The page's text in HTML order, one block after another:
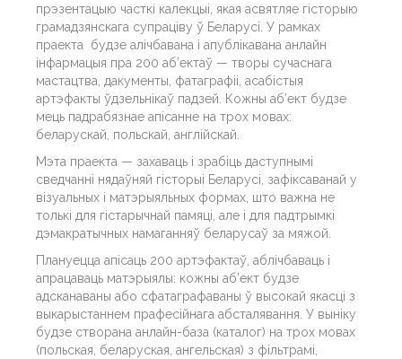
прэзентацыю часткі калекцыі, якая асвятляе гісторыю
грамадзянскага супраціву ў Беларусі. У рамках
праекта будзе алічбавана і апублікавана анлайн
інфармацыя пра 200 аб’ектаў — творы сучаснага
мастацтва, дакументы, фатаграфіі, асабістыя
артэфакты ўдзельнікаў падзей. Кожны аб’ект будзе
мець падрабязнае апісанне на трох мовах:
беларускай, польскай, англійскай.
Мэта праекта — захаваць і зрабіць даступнымі
сведчанні нядаўняй гісторыі Беларусі, зафіксаванай у
візуальных і матэрыяльных формах, што важна не
толькі для гістарычнай памяці, але і для падтрымкі
дэмакратычных намаганняў беларусаў за мяжой.
Плануецца апісаць 200 артэфактаў, аблічбаваць і
апрацаваць матэрыялы: кожны аб’ект будзе
адсканаваны або сфатаграфаваны ў высокай якасці з
выкарыстаннем прафесійнага абсталявання. У выніку
будзе створана анлайн-база (каталог) на трох мовах
(польская, беларуская, ангельская) з фільтрамі,